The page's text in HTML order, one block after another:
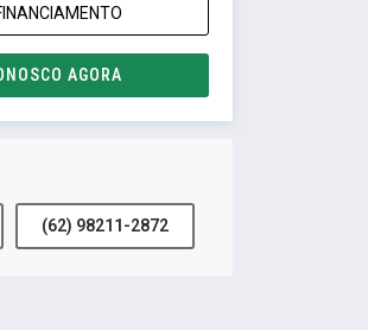
AGORA
(62) 98211-2872